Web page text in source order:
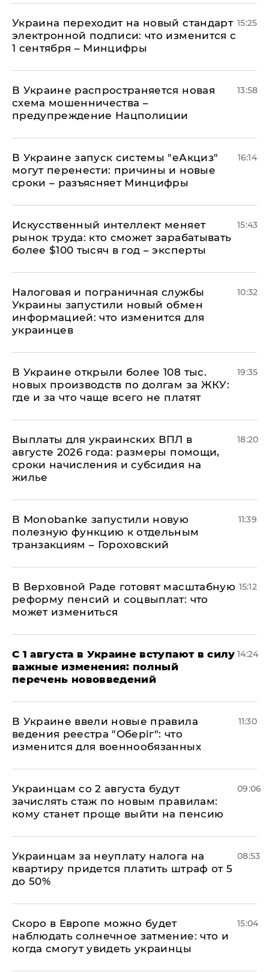
Украина переходит на новый стандарт
электронной подписи: что изменится с
1 сентября – Минцифры
15:25
В Украине распространяется новая
схема мошенничества –
предупреждение Нацполиции
13:58
В Украине запуск системы "еАкциз"
могут перенести: причины и новые
сроки – разъясняет Минцифры
16:14
Искусственный интеллект меняет
рынок труда: кто сможет зарабатывать
более $100 тысяч в год – эксперты
15:43
Налоговая и пограничная службы
Украины запустили новый обмен
информацией: что изменится для
украинцев
10:32
В Украине открыли более 108 тыс.
новых производств по долгам за ЖКУ:
где и за что чаще всего не платят
19:35
Выплаты для украинских ВПЛ в
августе 2026 года: размеры помощи,
сроки начисления и субсидия на
жилье
18:20
В Мonobankе запустили новую
полезную функцию к отдельным
транзакциям – Гороховский
11:39
В Верховной Раде готовят масштабную
реформу пенсий и соцвыплат: что
может измениться
15:12
С 1 августа в Украине вступают в силу
важные изменения: полный
перечень нововведений
14:24
В Украине ввели новые правила
ведения реестра "Оберіг": что
изменится для военнообязанных
11:30
Украинцам со 2 августа будут
зачислять стаж по новым правилам:
кому станет проще выйти на пенсию
09:06
Украинцам за неуплату налога на
квартиру придется платить штраф от 5
до 50%
08:53
Скоро в Европе можно будет
наблюдать солнечное затмение: что и
когда смогут увидеть украинцы
15:04